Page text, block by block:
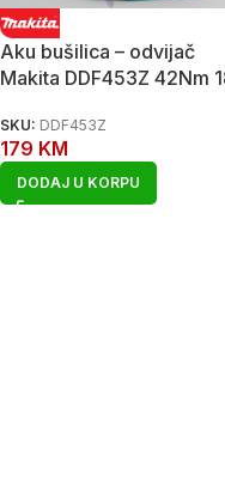
Aku bušilica – odvijač
Makita DDF453Z 42Nm
SKU: DDF453Z
179 KM
DODAJ U KORPU